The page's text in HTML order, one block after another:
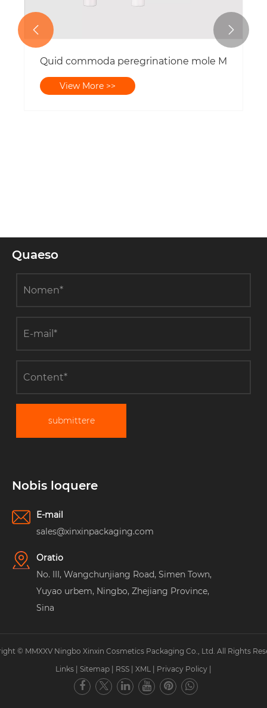
Quid commoda peregrinatione mole Micro gel
View More >>
 
Quaeso
submittere
Nobis loquere
E-mail
sales@xinxinpackaging.com
Oratio
No. III, Wangchunjiang Road, Simen Town,
Yuyao urbem, Ningbo, Zhejiang Province,
Sina
© MMXXV Ningbo Xinxin Cosmetics Packaging Co., Ltd. All Rights
Links
Sitemap RSS XML Privacy Policy